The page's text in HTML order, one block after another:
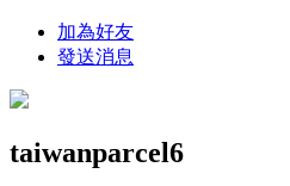
加為好友
發送消息
taiwanparcel6